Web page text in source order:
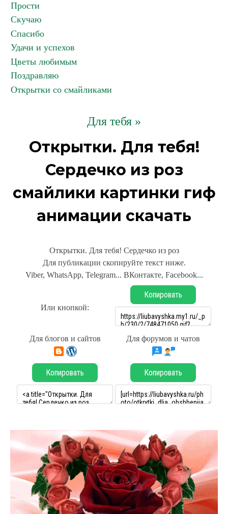
Прости
Скучаю
Спасибо
Удачи и успехов
Цветы любимым
Поздравляю
Открытки со смайликами
Для тебя »
Открытки. Для тебя!
Сердечко из роз
смайлики картинки гиф
анимации скачать
Открытки. Для тебя! Сердечко из роз
Для публикации скопируйте текст ниже.
Viber, WhatsApp, Telegram... ВКонтакте, Facebook...
Или кнопкой:
Копировать
Для блогов и сайтов Для форумов и чатов
Копировать Копировать